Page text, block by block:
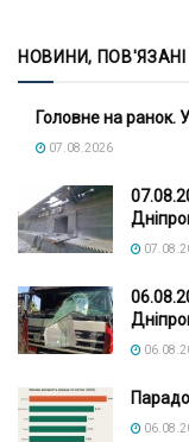
НОВИНИ,
Головне на ранок.
07.08.2026